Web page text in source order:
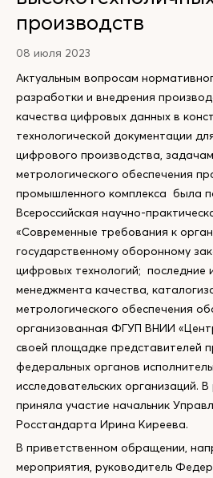
производств
08 июля 2023
Актуальным вопросам
разработки и внедрения
качества цифровых данных в
технологической документации
цифрового производства,
метрологического обеспечения
промышленного комплекса была
Всероссийская научно-
«Современные требования к
государственному оборонному
цифровых технологий; последние
менеджмента качества,
метрологического обеспечения
организованная ФГУП ВНИИ
своей площадке представителей
федеральных органов
исследовательских организаций.
приняла участие начальник
Росстандарта Ирина Киреева.
В приветственном обращении,
мероприятия, руководитель